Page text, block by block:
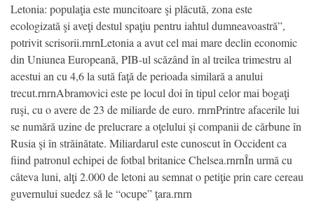
Letonia: populaţia este muncitoare şi plăcută, zona este
ecologizată şi aveţi destul spaţiu pentru iahtul dumneavoastră”,
potrivit scrisorii.rnrnLetonia a avut cel mai mare declin economic
din Uniunea Europeană, PIB-ul scăzând în al treilea trimestru al
acestui an cu 4,6 la sută faţă de perioada similară a anului
trecut.rnrnAbramovici este pe locul doi în tipul celor mai bogaţi
ruşi, cu o avere de 23 de miliarde de euro. rnrnPrintre afacerile lui
se numără uzine de prelucrare a oţelului şi companii de cărbune în
Rusia şi în străinătate. Miliardarul este cunoscut în Occident ca
fiind patronul echipei de fotbal britanice Chelsea.rnrnÎn urmă cu
câteva luni, alţi 2.000 de letoni au semnat o petiţie prin care cereau
guvernului suedez să le “ocupe” ţara.rnrn